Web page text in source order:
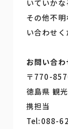
いていかな
その他不
い合わせく
お問い合
〒770-
徳島県 観
携担当
Tel:088-